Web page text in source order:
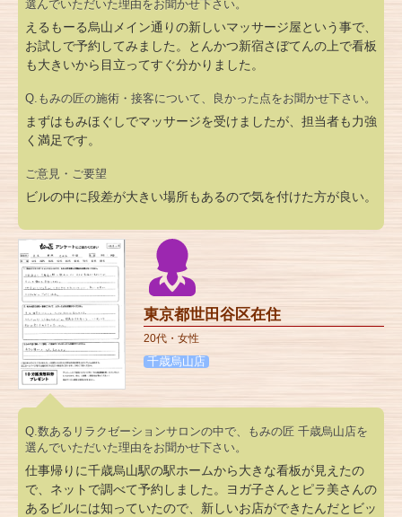
選んでいただいた理由をお聞かせ下さい。
えるもーる烏山メイン通りの新しいマッサージ屋という事で、
お試しで予約してみました。とんかつ新宿さぼてんの上で看板
も大きいから目立ってすぐ分かりました。
Q.もみの匠の施術・接客について、良かった点をお聞かせ下さい。
まずはもみほぐしでマッサージを受けましたが、担当者も力強
く満足です。
ご意見・ご要望
ビルの中に段差が大きい場所もあるので気を付けた方が良い。
東京都世田谷区在住
20代・女性
千歳烏山店
Q.数あるリラクゼーションサロンの中で、もみの匠 千歳烏山店を
選んでいただいた理由をお聞かせ下さい。
仕事帰りに千歳烏山駅の駅ホームから大きな看板が見えたの
で、ネットで調べて予約しました。ヨガ子さんとピラ美さんの
あるビルには知っていたので、新しいお店ができたんだとビッ